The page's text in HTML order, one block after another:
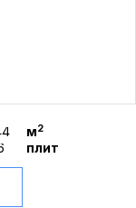
м2
плит